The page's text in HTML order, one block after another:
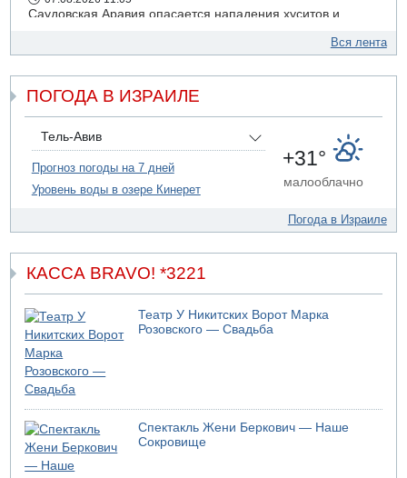
Саудовская Аравия опасается нападения хуситов и
07.08.2026 08:29
07.08.2026 08:29
Стрельба в школе Таиланда
07.08.2026 06:47
Недалеко от Бейт-Шемеша погиб велосипедист
07.08.2026 06:24
Саудовская Аравия сообщает о нападении хуситов
Вся лента
ПОГОДА В ИЗРАИЛЕ
Тель-Авив
Прогноз погоды на 7 дней
Уровень воды в озере Кинерет
+31°
малооблачно
Погода в Израиле
КАССА BRAVO! *3221
Театр У Никитских Ворот Марка
Розовского — Свадьба
Спектакль Жени Беркович — Наше
Сокровище